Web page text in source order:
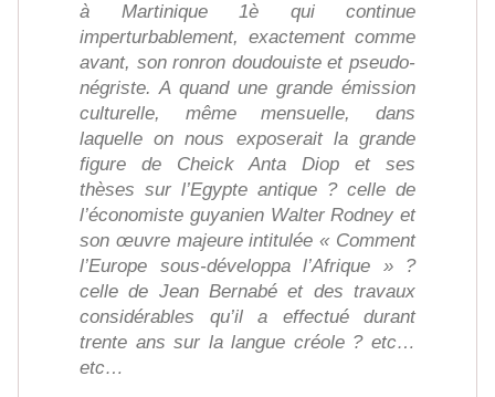
à Martinique 1è qui continue
imperturbablement, exactement comme
avant, son ronron doudouiste et pseudo-
négriste. A quand une grande émission
culturelle, même mensuelle, dans
laquelle on nous exposerait la grande
figure de Cheick Anta Diop et ses
thèses sur l’Egypte antique ? celle de
l’économiste guyanien Walter Rodney et
son œuvre majeure intitulée « Comment
l’Europe sous-développa l’Afrique » ?
celle de Jean Bernabé et des travaux
considérables qu’il a effectué durant
trente ans sur la langue créole ? etc…
etc…